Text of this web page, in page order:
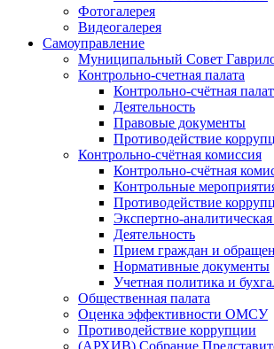
Фотогалерея
Видеогалерея
Самоуправление
Муниципальный Совет
Контрольно-счетная палата
Контрольно-счётная
Деятельность
Правовые документы
Противодействие
Контрольно-счётная комиссия
Контрольно-счётная
Контрольные
Противодействие
Экспертно-аналитическая
Деятельность
Прием граждан и
Нормативные документы
Учетная политика и
Общественная палата
Оценка эффективности ОМСУ
Противодействие коррупции
(АРХИВ) Собрание